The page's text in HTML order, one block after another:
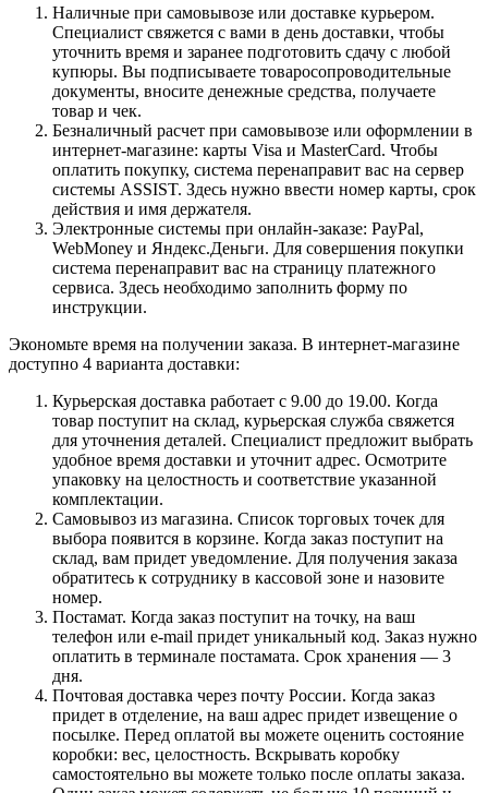
Наличные при самовывозе или доставке курьером.
Специалист свяжется с вами в день доставки, чтобы
уточнить время и заранее подготовить сдачу с любой
купюры. Вы подписываете товаросопроводительные
документы, вносите денежные средства, получаете
товар и чек.
Безналичный расчет при самовывозе или оформлении в
интернет-магазине: карты Visa и MasterCard. Чтобы
оплатить покупку, система перенаправит вас на сервер
системы ASSIST. Здесь нужно ввести номер карты, срок
действия и имя держателя.
Электронные системы при онлайн-заказе: PayPal,
WebMoney и Яндекс.Деньги. Для совершения покупки
система перенаправит вас на страницу платежного
сервиса. Здесь необходимо заполнить форму по
инструкции.
Экономьте время на получении заказа. В интернет-магазине
доступно 4 варианта доставки:
Курьерская доставка работает с 9.00 до 19.00. Когда
товар поступит на склад, курьерская служба свяжется
для уточнения деталей. Специалист предложит выбрать
удобное время доставки и уточнит адрес. Осмотрите
упаковку на целостность и соответствие указанной
комплектации.
Самовывоз из магазина. Список торговых точек для
выбора появится в корзине. Когда заказ поступит на
склад, вам придет уведомление. Для получения заказа
обратитесь к сотруднику в кассовой зоне и назовите
номер.
Постамат. Когда заказ поступит на точку, на ваш
телефон или e-mail придет уникальный код. Заказ нужно
оплатить в терминале постамата. Срок хранения — 3
дня.
Почтовая доставка через почту России. Когда заказ
придет в отделение, на ваш адрес придет извещение о
посылке. Перед оплатой вы можете оценить состояние
коробки: вес, целостность. Вскрывать коробку
самостоятельно вы можете только после оплаты заказа.